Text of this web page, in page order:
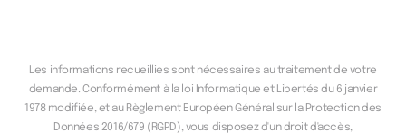
Les informations recueillies sont nécessaires au traitement de votre
demande. Conformément à la loi Informatique et Libertés du 6 janvier
1978 modifiée, et au Règlement Européen Général sur la Protection des
Données 2016/679 (RGPD), vous disposez d'un droit d'accès,